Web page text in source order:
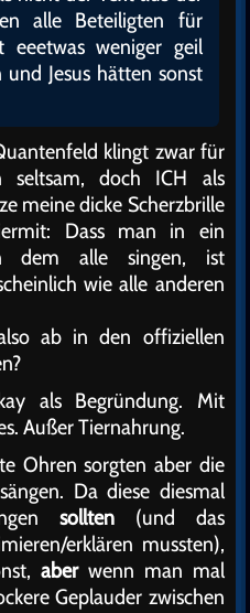
alle Beteiligten für
eeetwas weniger geil
Jesus hätten sonst
klingt zwar für
seltsam, doch ICH als
meine dicke Scherzbrille
Dass man in ein
dem alle singen, ist
wie alle anderen
ab in den offiziellen
als Begründung. Mit
Außer Tiernahrung.
Ohren sorgten aber die
Da diese diesmal
sollten (und das
erklären mussten),
aberwenn man mal
Geplauder zwischen